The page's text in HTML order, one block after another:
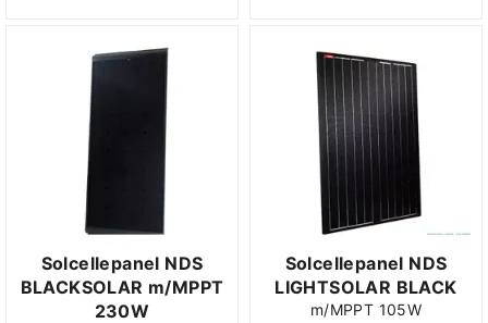
Solcellepanel NDS
BLACKSOLAR m/MPPT
230W
Solcellepanel NDS
LIGHTSOLAR BLACK
m/MPPT 105W